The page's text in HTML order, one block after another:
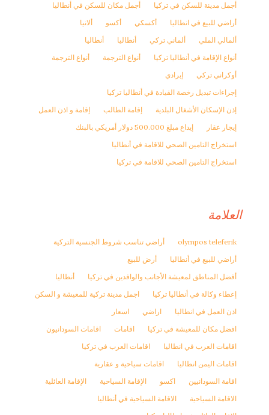
أجمل مدينة للسكن في تركيا
أجمل مكان للسكن في أنطاليا
أراضي للبيع في انطاليا
أكسكي أكسو
ألانيا
ألمالي الملي
ألماني تركي أنطاليا
أنطاليا
أنواع الإقامة في أنطاليا تركيا
أنواع الترجمة
أنواع الترجمة
أوكراني تركي
إبرادي
إجراءات تبديل رخصة القيادة في أنطاليا تركيا
إذن الإسكان الأشغال البلدية
إقامة الطالب
إقامة و اذن العمل
إيجار عقار
إيداع مبلغ 500.000 دولار أمريكي بالبنك
استخراج التامين الصحي للاقامة في أنطاليا
استخراج التامين الصحي للاقامة في تركيا
العلامة
olympos teleferik
أراضي تناسب شروط الجنسية التركية
أراضي للبيع في أنطاليا
أرض للبيع
أفضل المناطق لمعيشة الأجانب والوافدين في تركيا
أنطاليا
إعطاء وكالة في أنطاليا تركيا
اجمل مدينة تركية للمعيشة و السكن
اذن العمل في انطاليا
اراضي
اسعار
افضل مكان للمعيشة في تركيا
اقامات
اقامات السودانيون
اقامات العرب في انطاليا
اقامات العرب في تركيا
اقامات اليمن انطاليا
اقامات سياحية و عقارية
اقامة السودانيين
اكسو الإقامة السياحية
الإقامة العائلية
الاقامة السياحية
الاقامة السياحية في أنطاليا